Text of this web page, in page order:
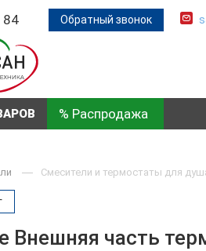
84 Обратный звонок
% Распродажа
Смесители и термостаты для
Внешняя часть